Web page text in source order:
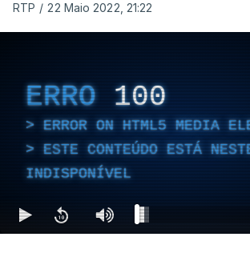
RTP / 22 Maio 2022, 21:22
ERRO 100
ERROR ON HTML5 MEDIA
ESTE CONTEÚDO ESTÁ
INDISPONÍVEL